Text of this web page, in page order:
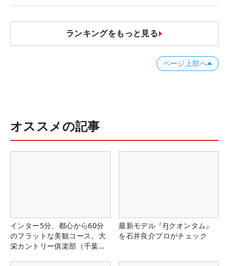
ランキングをもっと見る
ページ上部へ
オススメの記事
インター5分、都心から60分
のフラットな美観コース。大
栄カントリー俱楽部（千葉
最新モデル『FJクオンタム』
を石井良介プロがチェック